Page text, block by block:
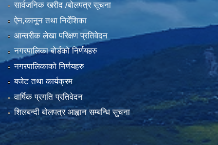
सार्वजनिक खरीद /बोलपत्र सूचना
ऐन,कानून तथा निर्देशिका
आन्तरीक लेखा परिक्षण प्रतिवेदन
नगरपालिका बोर्डको निर्णयहरु
नगरपालिकाको निर्णयहरु
बजेट तथा कार्यक्रम
वार्षिक प्रगति प्रतिवेदन
शिलबन्दी बोलपत्र आह्वान सम्बन्धि सुचना